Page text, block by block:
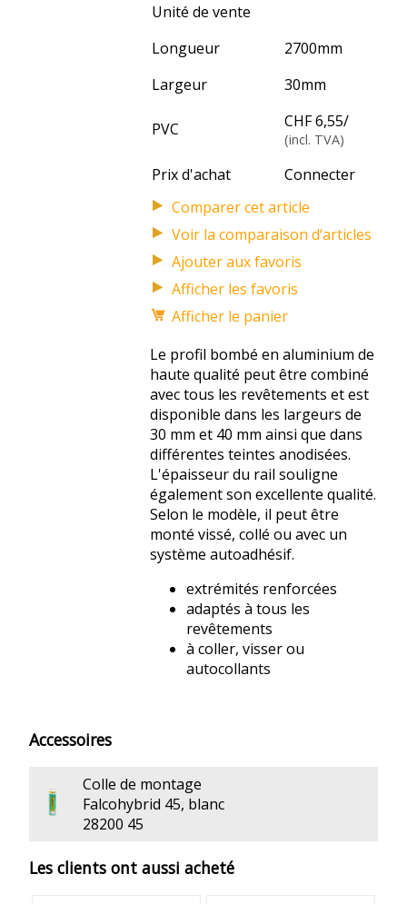
Unité de vente
Longueur
2700mm
Largeur
30mm
PVC CHF 6,55/
(incl. TVA)
Prix d'achat Connecter
Voir la comparaison d‘articles
Afficher les favoris
Afficher le panier
Le profil bombé en aluminium de
haute qualité peut être combiné
avec tous les revêtements et est
disponible dans les largeurs de
30 mm et 40 mm ainsi que dans
différentes teintes anodisées.
L'épaisseur du rail souligne
également son excellente qualité.
Selon le modèle, il peut être
monté vissé, collé ou avec un
système autoadhésif.
extrémités renforcées
adaptés à tous les
revêtements
à coller, visser ou
autocollants
Accessoires
Colle de montage
Falcohybrid 45, blanc
28200 45
Les clients ont aussi acheté